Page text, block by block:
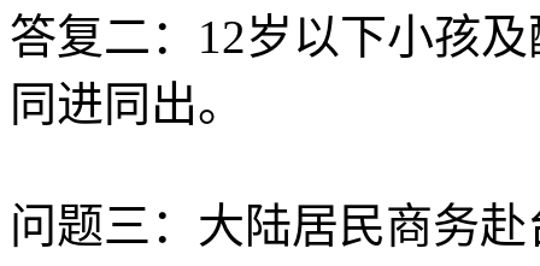
答复二：12岁以下小孩
同进同出。
问题三：大陆居民商务